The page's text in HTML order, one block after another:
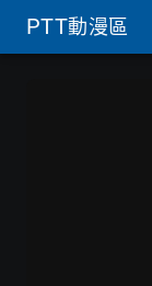
PTT動漫區